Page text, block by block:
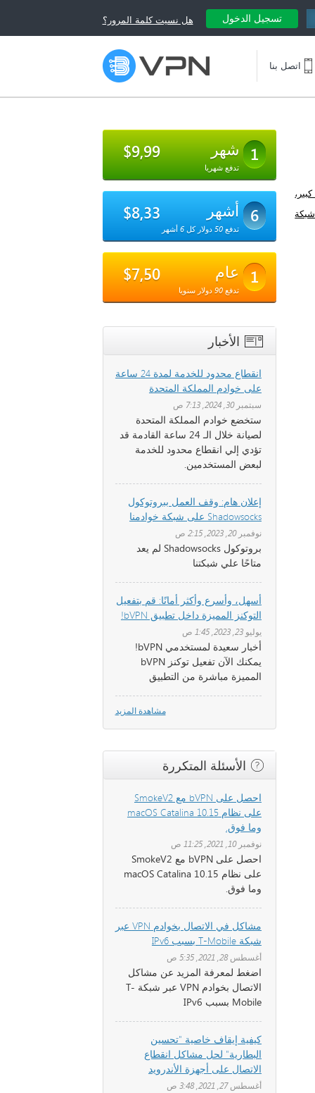
تسجيل الدخول هل نسيت كلمة المرور؟
اتصل بنا
1 شهر $9,99
تدفع شهريا
6 أشهر $8,33
تدفع 50 دولار كل 6 أشهر
1 عام $7,50
تدفع 90 دولار سنويا
الأخبار
انقطاع محدود للخدمة لمدة 24 ساعة
على خوادم المملكة المتحدة
سبتمبر 30, 2024, 7:13 ص
ستخضع خوادم المملكة المتحدة
لصيانة خلال الـ 24 ساعة القادمة قد
تؤدي إلي انقطاع محدود للخدمة
لبعض المستخدمين.
إعلان هام: وقف العمل ببروتوكول
Shadowsocks على شبكة خوادمنا
نوفمبر 20, 2023, 2:15 ص
بروتوكول Shadowsocks لم يعد
متاحًا علي شبكتنا
أسهل، وأسرع وأكثر أمانًا: قم بتفعيل
التوكنز المميزة داخل تطبيق bVPN!
يوليو 23, 2023, 1:45 ص
أخبار سعيدة لمستخدمي bVPN!
يمكنك الآن تفعيل توكنز bVPN
المميزة مباشرة من التطبيق
مشاهدة المزيد
الأسئلة المتكررة
احصل على bVPN مع SmokeV2
على نظام macOS Catalina 10.15
وما فوق.
نوفمبر 10, 2021, 11:25 ص
احصل على bVPN مع SmokeV2
على نظام macOS Catalina 10.15
وما فوق.
مشاكل في الاتصال بخوادم VPN عبر
شبكة T-Mobile بسبب IPv6
أغسطس 28, 2021, 5:35 ص
اضغط لمعرفة المزيد عن مشاكل
الاتصال بخوادم VPN عبر شبكة T-
Mobile بسبب IPv6
كيفية إيقاف خاصية "تحسين
البطارية" لحل مشاكل انقطاع
الاتصال على أجهزة الأندرويد
أغسطس 27, 2021, 3:48 ص